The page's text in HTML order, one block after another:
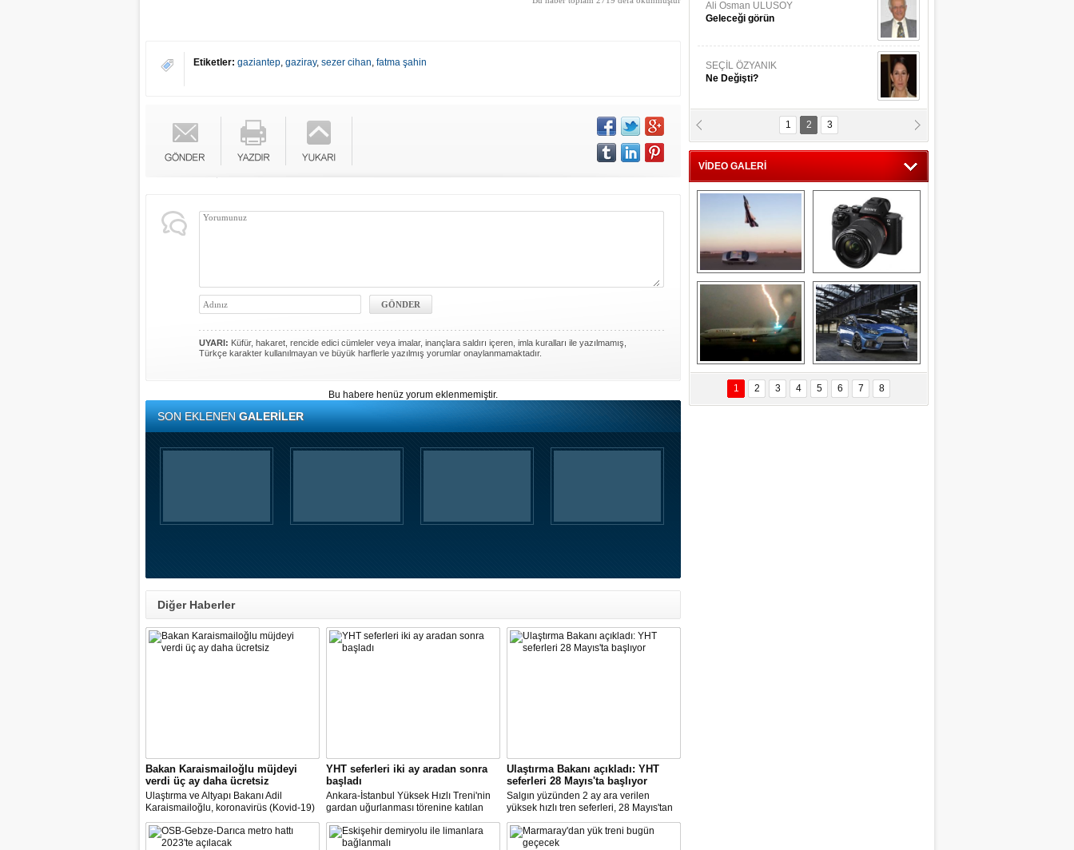
Etiketler: gaziantep, gaziray, sezer cihan, fatma şahin
UYARI: Küfür, hakaret, rencide edici cümleler veya imalar, inançlara saldırı içeren, imla kuralları ile yazılmamış,
Türkçe karakter kullanılmayan ve büyük harflerle yazılmış yorumlar onaylanmamaktadır.
Bu habere henüz yorum eklenmemiştir.
SON EKLENENGALERİLER
Diğer Haberler
Bakan Karaismailoğlu müjdeyi
verdi üç ay daha ücretsiz
Ulaştırma ve Altyapı Bakanı Adil
Karaismailoğlu, koronavirüs (Kovid-19)
salgınıyla mücadele kapsamında alınan
tedbirlerle yüksek hızlı trenlerde (YHT)
olduğu gibi Marmaray ve Başkentray'da
YHT seferleri iki ay aradan sonra
başladı
Ankara-İstanbul Yüksek Hızlı Treni'nin
gardan uğurlanması törenine katılan
Ulaştırma ve Altyapı Bakanı
Karaismailoğlu, "Trenlerimiz yüzde 50
kapasiteyle çalışıyor, diye bilet
Ulaştırma Bakanı açıkladı: YHT
seferleri 28 Mayıs'ta başlıyor
Salgın yüzünden 2 ay ara verilen
yüksek hızlı tren seferleri, 28 Mayıs'tan
itibaren yeniden başlayacak.
Açıklamayı, Ulaştırma ve Altyapı Bakanı
Adil Karaismailoğlu yaptı.
Ali Osman ULUSOY
Geleceği görün
SEÇİL ÖZYANIK
Ne Değişti?
MERİÇ KÖYATASI
Bayraksız Vatan !
1 2 3
VİDEO GALERİ
Savaş uçağı
pilotundan
muhteşem gösteri
Sony Alpha 7R II ön
inceleme
Delta uçağına
yıldırım çarptı
Ford Focus RS
(2015)
1 2 3 4 5 6 7 8